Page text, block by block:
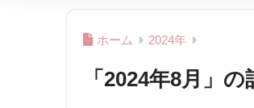
ホーム 2024年
「2024年8月」